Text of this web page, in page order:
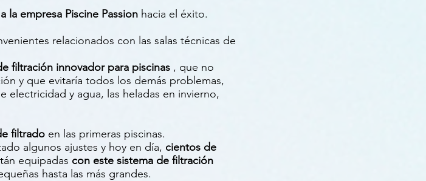
a la empresa Piscine Passion hacia el éxito.
relacionados con las salas técnicas de
filtración innovador para piscinas , que no
y que evitaría todos los demás problemas,
y agua, las heladas en invierno,
filtrado en las primeras piscinas.
algunos ajustes y hoy en día, cientos de
equipadas con este sistema de filtración
hasta las más grandes.